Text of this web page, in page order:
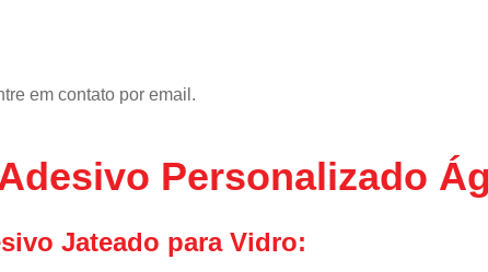
em contato por email.
Personalizado
Jateado para Vidro: